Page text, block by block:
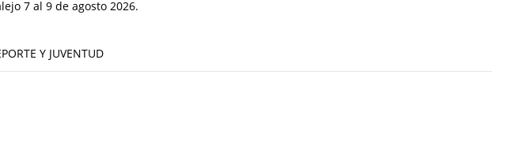
7 al 9 de agosto 2026.
Y JUVENTUD